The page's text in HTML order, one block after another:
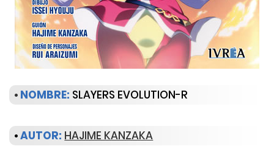
• NOMBRE: SLAYERS EVOLUTION-R
•AUTOR: HAJIME KANZAKA